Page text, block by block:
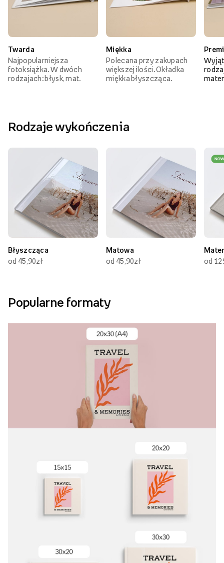
Twarda
Najpopularniejsza
fotoksiążka. W dwóch
rodzajach: błysk, mat.
Miękka
Polecana przy zakupach
większej ilości. Okładka
miękka błyszcząca.
Rodzaje wykończenia
Błyszcząca
od 45,90zł
Matowa
od 45,90zł
od
Popularne formaty